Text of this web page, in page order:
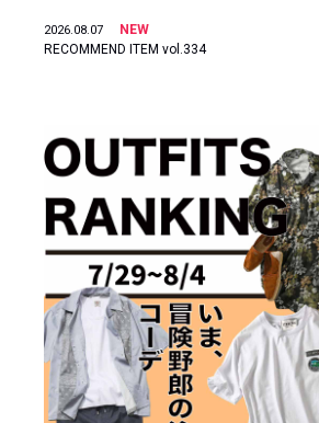
2026.08.07
NEW
RECOMMEND ITEM vol.334